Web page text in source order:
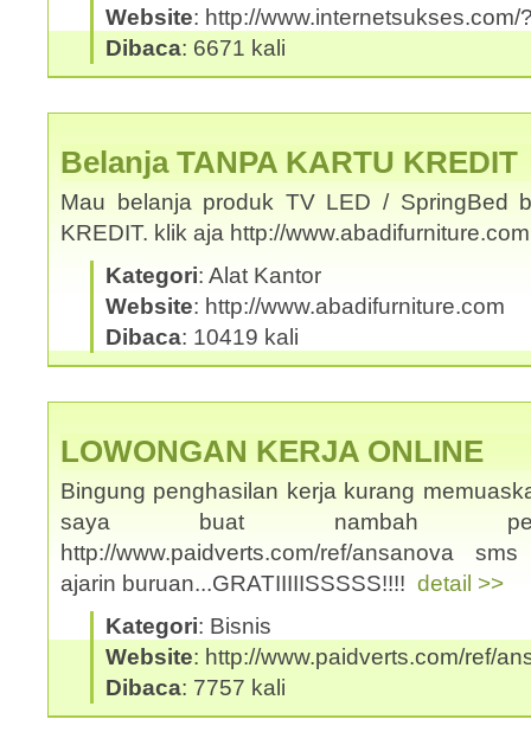
Website: http://www.internetsukses.com/
Dibaca: 6671 kali
Belanja TANPA KARTU KREDIT
Mau belanja produk TV LED / SpringBed
KREDIT. klik aja http://
Kategori: Alat Kantor
Website: http://www.abadifurniture.com
Dibaca: 10419 kali
LOWONGAN KERJA ONLINE
Bingung penghasilan kerja kurang
saya buat nambah
http://www.paidverts.com/ref/ansanova
ajarin buruan...GRATIIIIISSSSS!!!! detail >>
Kategori: Bisnis
Website: http://www.paidverts.com/ref/
Dibaca: 7757 kali